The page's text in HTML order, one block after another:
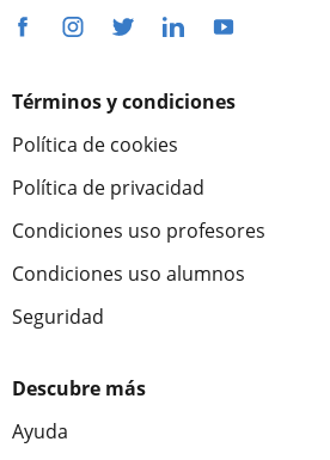
Términos y condiciones
Política de cookies
Política de privacidad
Condiciones uso profesores
Condiciones uso alumnos
Seguridad
Descubre más
Ayuda